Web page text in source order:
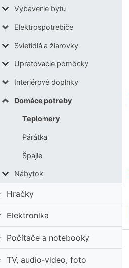
Vybavenie bytu
Elektrospotrebiče
Svietidlá a žiarovky
Upratovacie pomôcky
Interiérové doplnky
Domáce potreby
Teplomery
Párátka
Špajle
Nábytok
Hračky
Elektronika
Počítače a notebooky
TV, audio-video, foto